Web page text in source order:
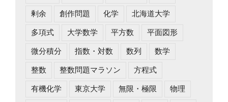
剰余 創作問題 化学 北海道大学
多項式 大学数学 平方数 平面図形
微分積分 指数・対数 数列 数学
整数 整数問題マラソン 方程式
有機化学 東京大学 無限・極限 物理